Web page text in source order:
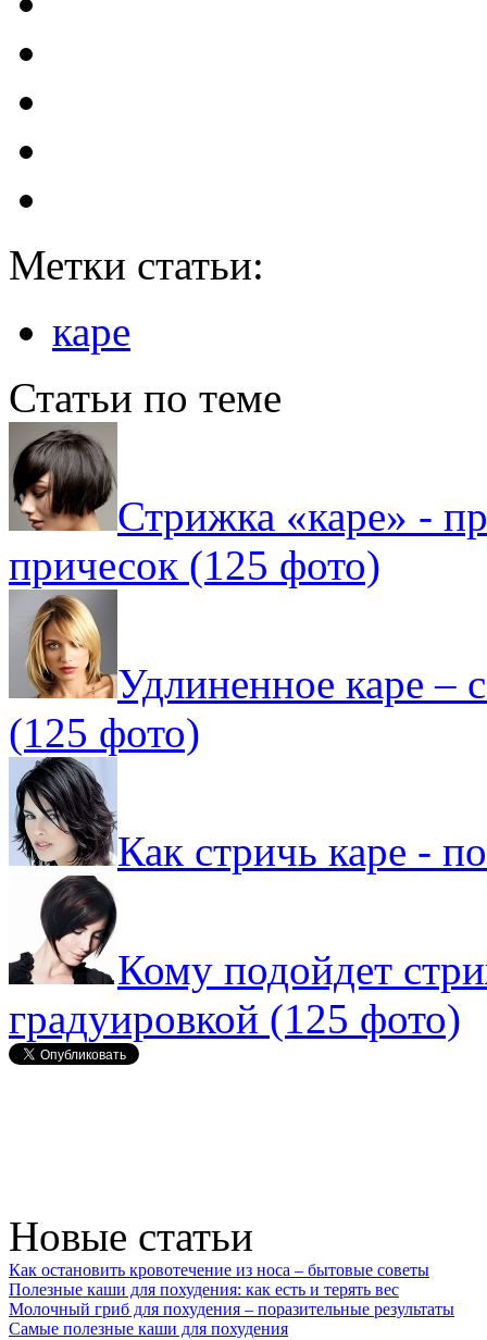
Метки статьи:
каре
Статьи по теме
Стрижка «каре» -
причесок (125 фото)
Удлиненное каре –
(125 фото)
Как стричь каре -
Кому подойдет
градуировкой (125 фото)
Новые статьи
Как остановить кровотечение из носа – бытовые советы
Полезные каши для похудения: как есть и терять вес
Молочный гриб для похудения – поразительные результаты
Самые полезные каши для похудения